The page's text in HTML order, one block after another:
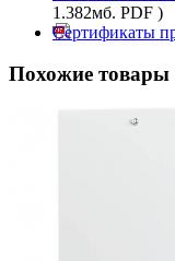
1.382мб. PDF )
Сертификаты
Похожие товары